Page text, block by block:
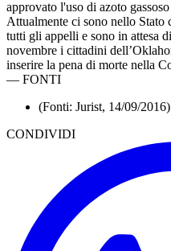
approvato l'uso di azoto
Attualmente ci sono nello Stato
tutti gli appelli e sono in attesa
novembre i cittadini
inserire la pena di morte nella
— FONTI
(Fonti: Jurist, 14/09/2016)
CONDIVIDI